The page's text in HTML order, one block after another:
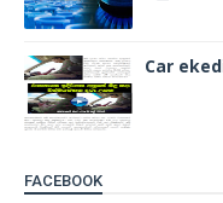
Car
FACEBOOK